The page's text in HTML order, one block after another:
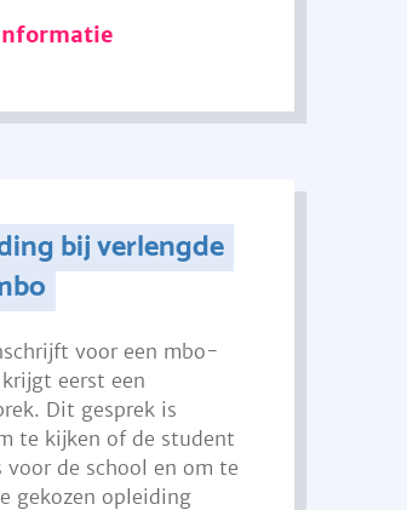
bij verlengde
voor een mbo-
eerst een
Dit gesprek is
te kijken of de student
voor de school en om te
gekozen opleiding